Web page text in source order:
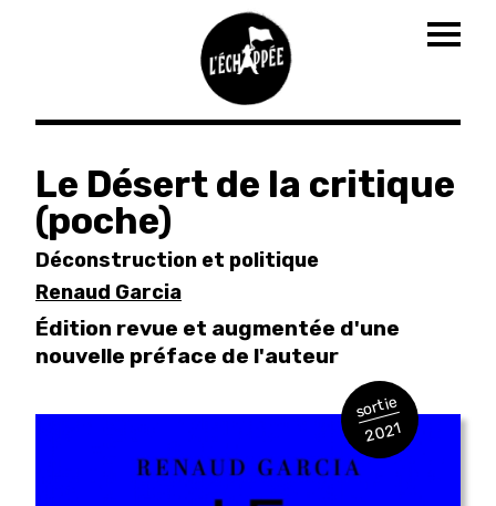
Aller
contenu
principal
Le Désert de la critique
(poche)
Déconstruction et politique
Renaud Garcia
Édition revue et augmentée d'une
nouvelle préface de l'auteur
sortie
2021